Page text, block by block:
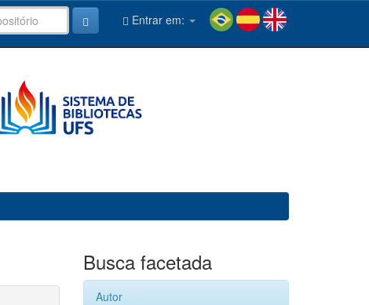
Entrar em:
Busca facetada
Autor